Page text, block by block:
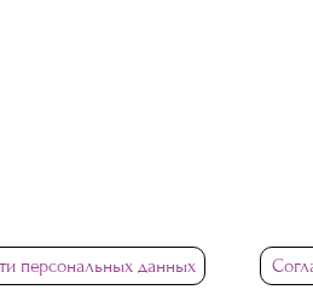
персональных данных